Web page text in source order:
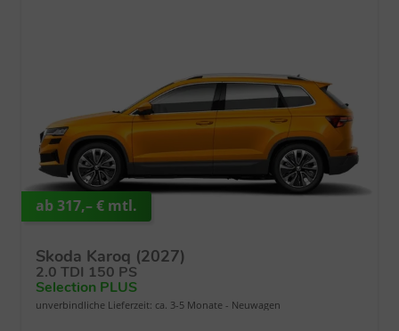
ab 317,– € mtl.
Skoda Karoq (2027)
2.0 TDI 150 PS
Selection PLUS
unverbindliche Lieferzeit: ca. 3-5 Monate Neuwagen